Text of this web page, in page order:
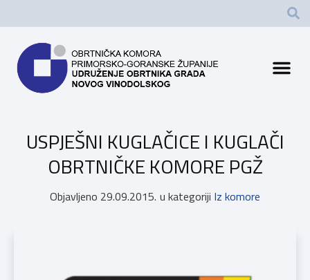
USPJEŠNI KUGLAČICE I KUGLAČI
OBRTNIČKE KOMORE PGŽ
Objavljeno 29.09.2015. u kategoriji Iz komore